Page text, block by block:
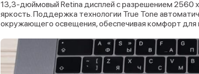
13,3-дюймовый Retina дисплей с разрешением 2560
яркость. Поддержка технологии True Tone
окружающего освещения, обеспечивая комфорт для